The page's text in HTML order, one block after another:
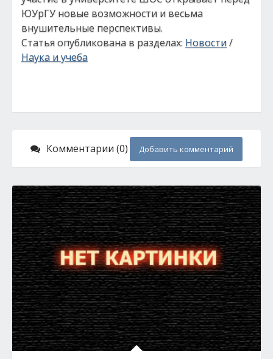
ЮУрГУ новые возможности и весьма
внушительные перспективы.
Статья опубликована в разделах: Новости/
Наука и учеба
Комментарии (0) Добавить комментарий